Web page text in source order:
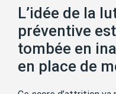
L’idée de la
préventive
tombée en
en place de